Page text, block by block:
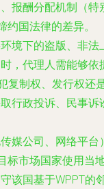
报酬分配机制（特
约国法律的差异。
境下的盗版、非法
，代理人需能够依
复制权、发行权还
行政投诉、民事诉
媒公司、网络平台
标市场国家使用当
该国基于WPPT的